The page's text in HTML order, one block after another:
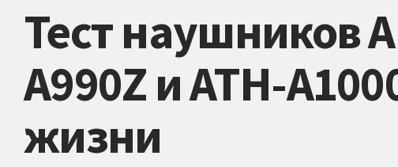
Тест наушников
A990Z и ATH-
жизни